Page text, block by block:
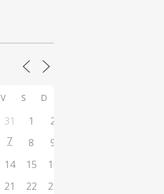
V S D
31 1
2
7 8
9
14 15
16
21 22
23